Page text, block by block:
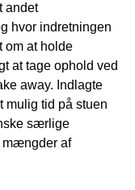
andet
hvor indretningen
om at holde
at tage ophold ved
away. Indlagte
mulig tid på stuen
særlige
mængder af